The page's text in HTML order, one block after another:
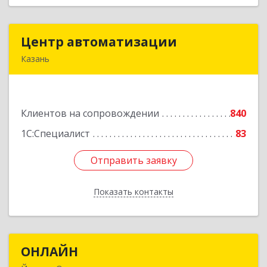
Центр автоматизации
Казань
Клиентов на сопровождении
840
1С:Специалист
83
Отправить заявку
Показать контакты
Центр автоматизации
Подробнее
Отправить заявку
Назад
ОНЛАЙН